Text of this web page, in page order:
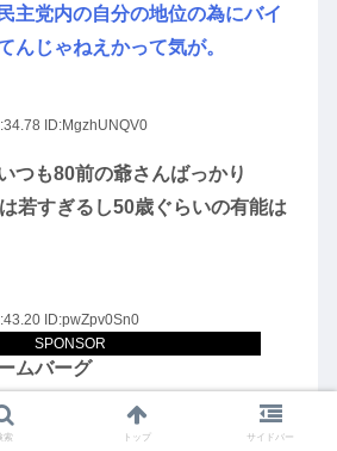
SPONSOR
主党内の自分の地位の為にバイ
んじゃねえかって気が。
ID:MgzhUNQV0
つも80前の爺さんばっかり
若すぎるし50歳ぐらいの有能は
ID:pwZpv0Sn0
ムバーグ
ID:BjMJVckp0
索 トップ サイドバー